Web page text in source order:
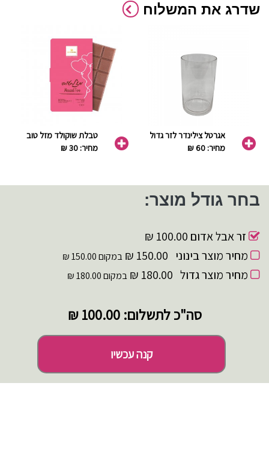
בחר גודל מוצר:
זר אבל אדום 100.00 ₪
מחיר מוצר בינוני 150.00 ₪ במקום 150.00 ₪
מחיר מוצר גדול 180.00 ₪ במקום 180.00 ₪
סה"כ לתשלום:100.00 ₪
קנה עכשיו
שדרג את המשלוח
אגרטל צילינדר לזר גדול
מחיר: 60 ₪
טבלת שוקולד מזל טוב
מחיר: 30 ₪